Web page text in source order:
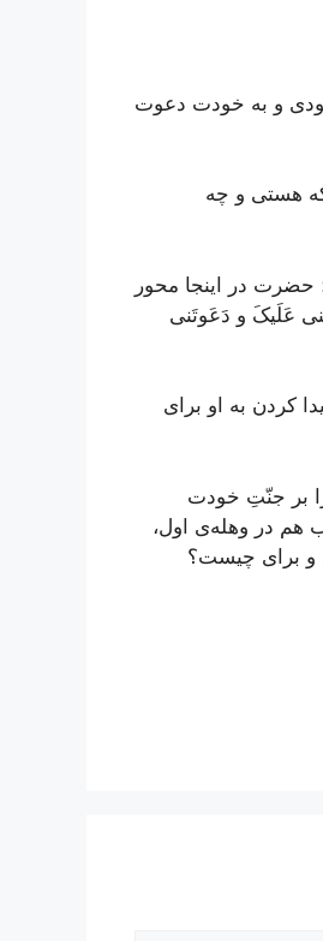
و به خودت دعوت
که هستی و چه
حضرت در اینجا محور
عَلَیکَ و دَعَوتَنی
کردن به او برای
بر جنّتِ خودت
هم در وهله‌ی اول،
و برای چیست؟